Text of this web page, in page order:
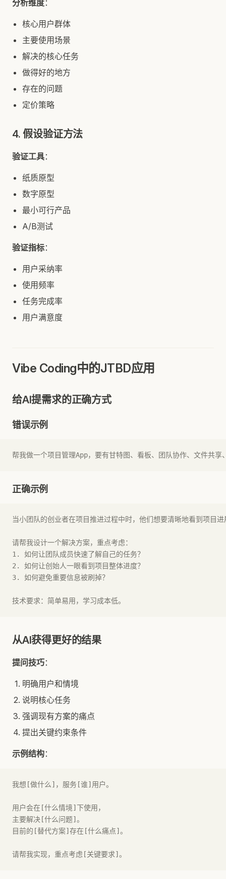
分析维度：
核心用户群体
主要使用场景
解决的核心任务
做得好的地方
存在的问题
定价策略
4. 假设验证方法
验证工具：
纸质原型
数字原型
最小可行产品
A/B测试
验证指标：
用户采纳率
使用频率
任务完成率
用户满意度
Vibe Coding中的JTBD应用
给AI提需求的正确方式
错误示例
帮我做一个项目管理App，要有甘特图、看板、团队协作、文件共
正确示例
当小团队的创业者在项目推进过程中时，他们想要清晰地看到项目
请帮我设计一个解决方案，重点考虑：
1. 如何让团队成员快速了解自己的任务？
2. 如何让创始人一眼看到项目整体进度？
3. 如何避免重要信息被刷掉？
技术要求：简单易用，学习成本低。
从AI获得更好的结果
提问技巧：
明确用户和情境
说明核心任务
强调现有方案的痛点
提出关键约束条件
示例结构：
我想[做什么]，服务[谁]用户。
用户会在[什么情境]下使用，
主要解决[什么问题]。
目前的[替代方案]存在[什么痛点]。
请帮我实现，重点考虑[关键要求]。